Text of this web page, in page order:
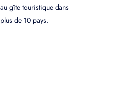
au gîte touristique dans
plus de 10 pays.